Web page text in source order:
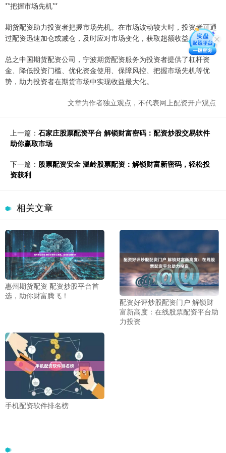
**把握市场先机**
期货配资助力投资者把握市场先机。在市场波动较大时，投资者可通
过配资迅速加仓或减仓，及时应对市场变化，获取超额收益。
总之中国期货配资公司，宁波期货配资服务为投资者提供了杠杆资
金、降低投资门槛、优化资金使用、保障风控、把握市场先机等优
势，助力投资者在期货市场中实现收益最大化。
文章为作者独立观点，不代表网上配资开户观点
上一篇： 石家庄股票配资平台 解锁财富密码：配资炒股交易软件
助你赢取市场
下一篇： 股票配资安全 温岭股票配资：解锁财富新密码，轻松投
资获利
相关文章
惠州期货配资 配资炒股平台首
选，助你财富腾飞！
配资好评炒股配资门户 解锁财
富新高度：在线股票配资平台助
力投资
手机配资软件排名榜